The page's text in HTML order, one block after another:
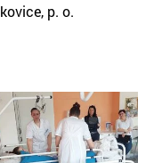
p. o.